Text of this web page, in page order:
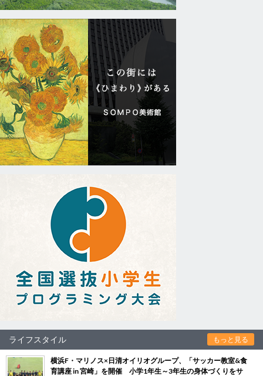
ライフスタイル もっと見る
横浜F・マリノス×日清オイリオグループ、「サッカー教室&食
育講座 in 宮崎」を開催 小学1年生～3年生の身体づくりをサ